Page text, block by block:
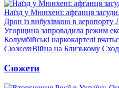
Наїзд у Мюнхені: афганця
Дрон із вибухівкою в
Угорщина запровадила режим
Колумбійські наркокартелі
СюжетВійна на Близькому
Сюжети